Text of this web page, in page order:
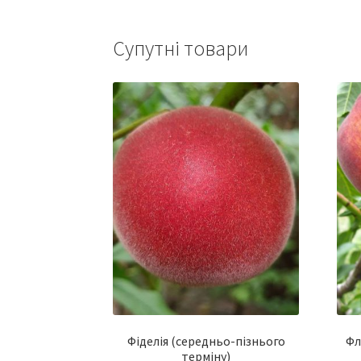
Супутні товари
Фіделія (середньо-пізнього
терміну)